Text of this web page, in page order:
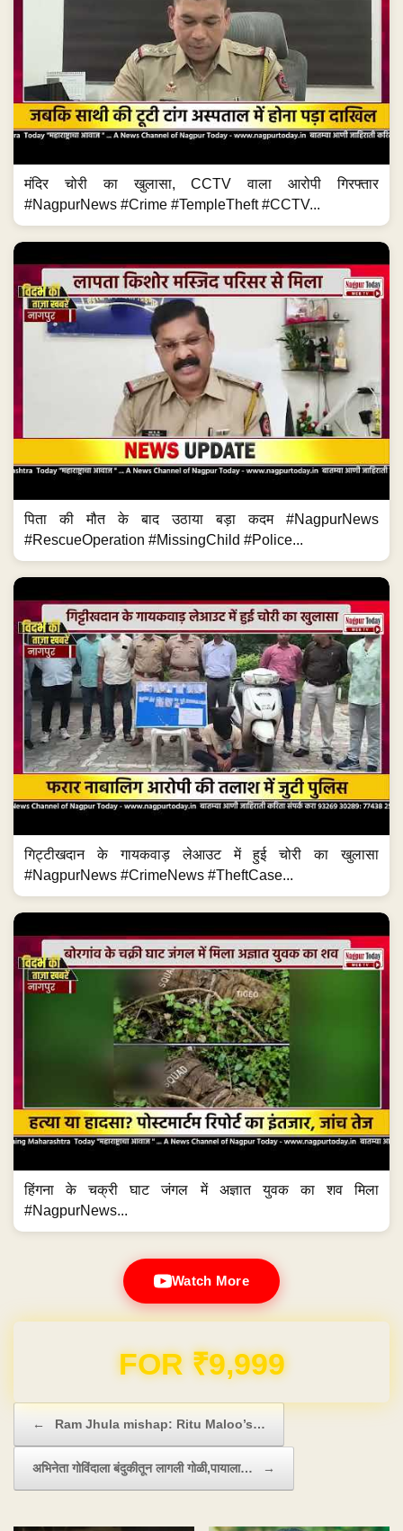
मंदिर चोरी का खुलासा, CCTV वाला आरोपी गिरफ्तार
#NagpurNews #Crime #TempleTheft #CCTV...
पिता की मौत के बाद उठाया बड़ा कदम #NagpurNews
#RescueOperation #MissingChild #Police...
गिट्टीखदान के गायकवाड़ लेआउट में हुई चोरी का खुलासा
#NagpurNews #CrimeNews #TheftCase...
हिंगना के चक्री घाट जंगल में अज्ञात युवक का शव मिला
#NagpurNews...
Watch More
Domain & Hosting FREE for 1 Year
← Ram Jhula mishap: Ritu Maloo’s…
अभिनेता गोविंदाला बंदुकीतून लागली गोळी,पायाला… →